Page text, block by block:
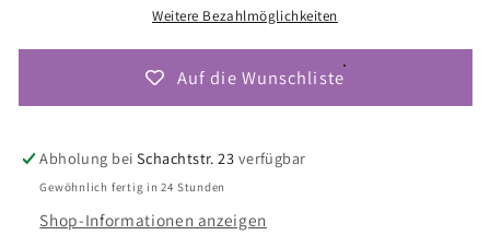
Weitere Bezahlmöglichkeiten
Auf die Wunschliste
Abholung beiSchachtstr. 23 verfügbar
Gewöhnlich fertig in 24 Stunden
Shop-Informationen anzeigen